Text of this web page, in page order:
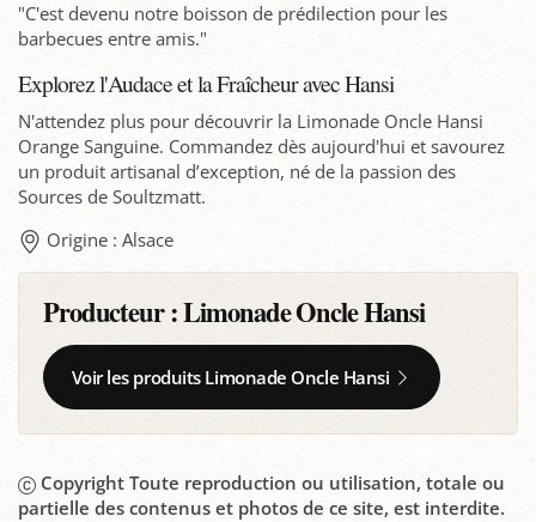
"C'est devenu notre boisson de prédilection pour les
barbecues entre amis."
Explorez l'Audace et la Fraîcheur avec Hansi
N'attendez plus pour découvrir la Limonade Oncle Hansi
Orange Sanguine. Commandez dès aujourd'hui et savourez
un produit artisanal d’exception, né de la passion des
Sources de Soultzmatt.
Origine : Alsace
Producteur :Limonade Oncle Hansi
Voir les produits Limonade Oncle Hansi
Copyright Toute reproduction ou utilisation, totale ou
partielle des contenus et photos de ce site, est interdite.